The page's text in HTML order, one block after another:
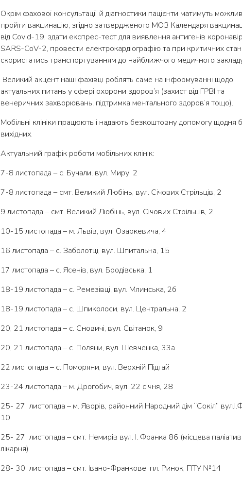
Окрім фахової консультації й діагностики пацієнти матимуть
пройти вакцинацію, згідно затвердженого МОЗ Календаря
від Covid-19, здати експрес-тест для виявлення антигенів
SARS-CoV-2, провести електрокардіографію та при критичних
скористатись транспортуванням до найближчого медичного
Великий акцент наші фахівці роблять саме на інформуванні щодо
актуальних питань у сфері охорони здоров’я (захист від ГРВІ та
венеричних захворювань, підтримка ментального здоров’я тощо).
Мобільні клініки працюють і надають безкоштовну допомогу щодня
вихідних.
Актуальний графік роботи мобільних клінік:
7-8 листопада – с. Бучали, вул. Миру, 2
7-8 листопада – смт. Великий Любінь, вул. Січових Стрільців, 2
9 листопада – смт. Великий Любінь, вул. Січових Стрільців, 2
10-15 листопада – м. Львів, вул. Озаркевича, 4
16 листопада – с. Заболотці, вул. Шпитальна, 15
17 листопада – с. Ясенів, вул. Бродівська, 1
18-19 листопада – с. Ремезівці, вул. Млинська, 2б
18-19 листопада – с. Шпиколоси, вул. Центральна, 2
20, 21 листопада – с. Сновичі, вул. Світанок, 9
20, 21 листопада – с. Поляни, вул. Шевченка, 33а
22 листопада – с. Поморяни, вул. Верхній Підгай
23-24 листопада – м. Дрогобич, вул. 22 січня, 28
25- 27 листопада – м. Яворів, районний Народний дім “Сокіл”
10
25- 27 листопада – смт. Немирів вул. І. Франка 86 (місцева
лікарня)
28- 30 листопада – смт. Івано-Франкове, пл. Ринок, ПТУ №14